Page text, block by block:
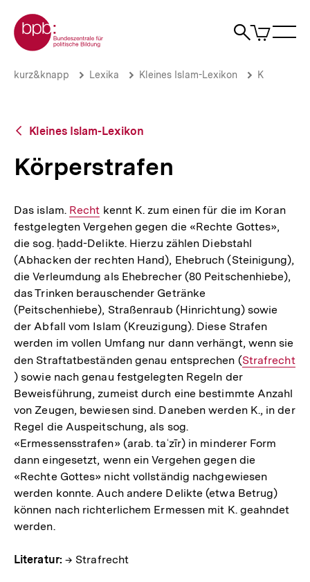
zum
Seiteninhalt
springen
Zur Startseite der bpb
Suche
Artikel
im
Körperstrafen
Brotkrümelnavigation
Pfadnavigation
kurz&knapp Lexika Kleines Islam-Lexikon K
Zurück
Übersicht
Kleines Islam-Lexikon
Körperstrafen
Das islam. Interner
Link:
Recht kennt K. zum einen für die im Koran
festgelegten Vergehen gegen die «Rechte Gottes»,
die sog. ḥadd-­Delikte. Hierzu zählen Diebstahl
(Abhacken der rechten Hand), Ehebruch (Steinigung),
die Verleumdung als Ehebrecher (80 Peitschenhiebe),
das Trinken berauschender Getränke
(Peitschenhiebe), Straßenraub (Hinrichtung) sowie
der Abfall vom Islam (Kreuzigung). Diese Strafen
werden im vollen Umfang nur dann verhängt, wenn sie
den Straftatbeständen genau entsprechen (Interner
Link:
Strafrecht
) sowie nach genau festgelegten Regeln der
Beweisführung, zumeist durch eine bestimmte Anzahl
von Zeugen, bewiesen sind. Daneben werden K., in der
Regel die Auspeitschung, als sog.
«Ermessensstrafen» (arab. taʿzīr) in minderer Form
dann eingesetzt, wenn ein Vergehen gegen die
«Rechte Gottes» nicht vollständig nachgewiesen
werden konnte. Auch andere Delikte (etwa Betrug)
können nach richterlichem Ermessen mit K. geahndet
werden.
Literatur: → Strafrecht